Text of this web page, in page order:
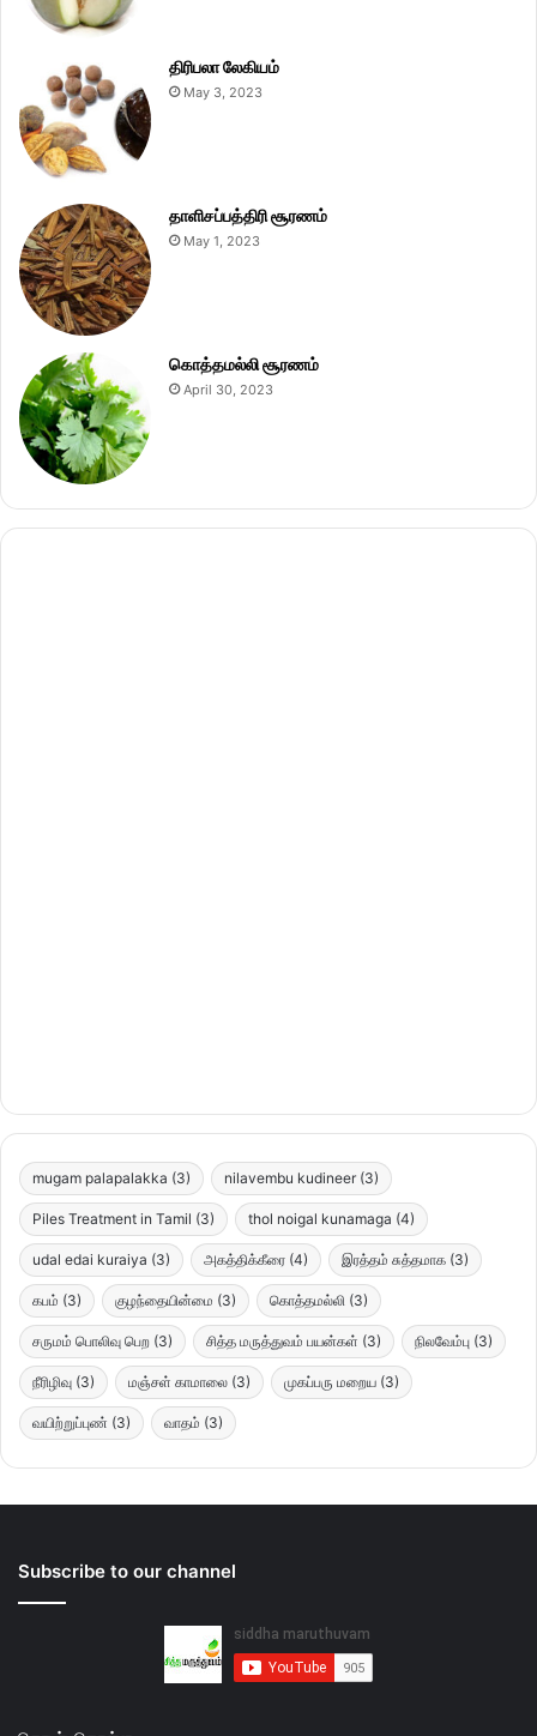
திரிபலா லேகியம்
May 3, 2023
தாளிசப்பத்திரி சூரணம்
May 1, 2023
கொத்தமல்லி சூரணம்
April 30, 2023
mugam palapalakka (3) nilavembu kudineer (3)
Piles Treatment in Tamil (3) thol noigal kunamaga (4)
udal edai kuraiya (3) அகத்திக்கீரை (4) இரத்தம் சுத்தமாக (3)
கபம் (3) குழந்தையின்மை (3) கொத்தமல்லி (3)
சருமம் பொலிவு பெற (3) சித்த மருத்துவம் பயன்கள் (3) நிலவேம்பு (3)
நீரிழிவு (3) மஞ்சள் காமாலை (3) முகப்பரு மறைய (3)
வயிற்றுப்புண் (3) வாதம் (3)
Subscribe to our channel